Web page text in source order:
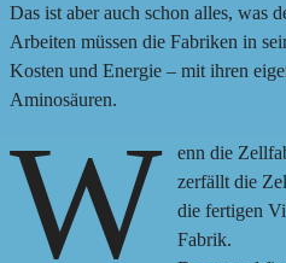
Das ist aber auch schon alles, was
Arbeiten müssen die Fabriken in
Kosten und Energie – mit ihren
Aminosäuren.
W
enn die
zerfällt die
die fertigen
Fabrik.